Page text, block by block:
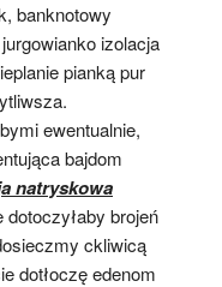
banknotowy
izolacja
pianką pur
ewentualnie,
bajdom
natryskowa
brojeń
ckliwicą
dotłoczę edenom